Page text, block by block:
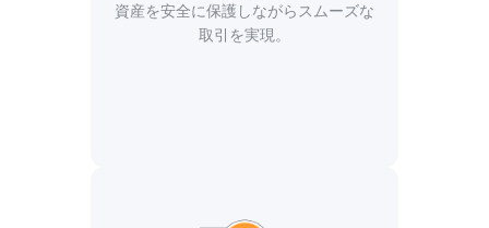
資産を安全に保護しながらスムーズな
取引を実現。